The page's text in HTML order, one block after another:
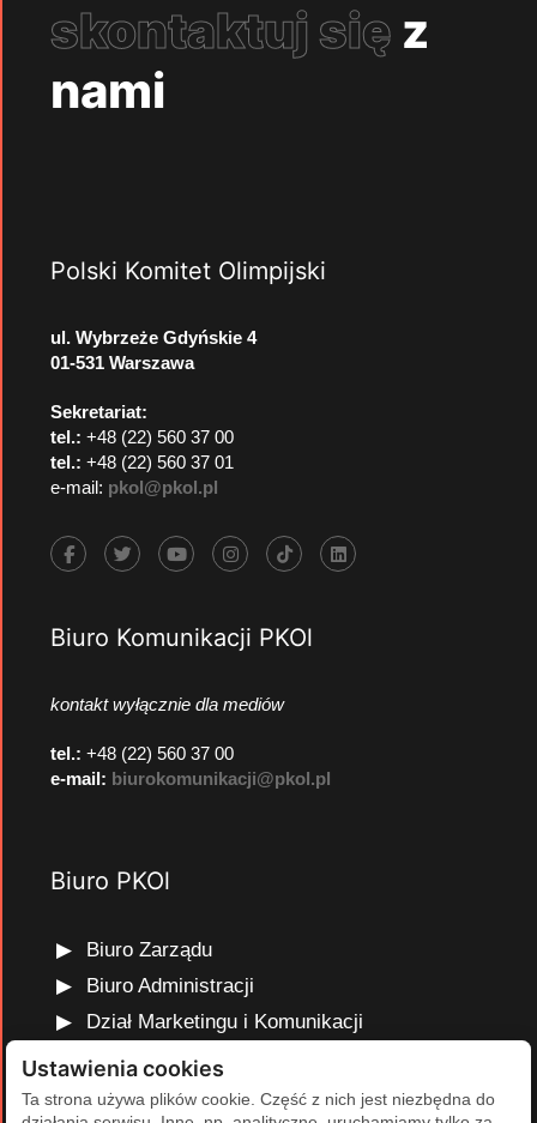
skontaktuj się z
nami
Polski Komitet Olimpijski
ul. Wybrzeże Gdyńskie 4
01-531 Warszawa
Sekretariat:
tel.: +48 (22) 560 37 00
tel.: +48 (22) 560 37 01
e-mail: pkol@pkol.pl
Biuro Komunikacji PKOl
kontakt wyłącznie dla mediów
tel.: +48 (22) 560 37 00
e-mail: biurokomunikacji@pkol.pl
Biuro PKOl
Biuro Zarządu
Biuro Administracji
Dział Marketingu i Komunikacji
Dział Edukacji Olimpijskiej
Dział Finansów i Kadr
Ustawienia cookies
Ta strona używa plików cookie. Część z nich jest niezbędna do